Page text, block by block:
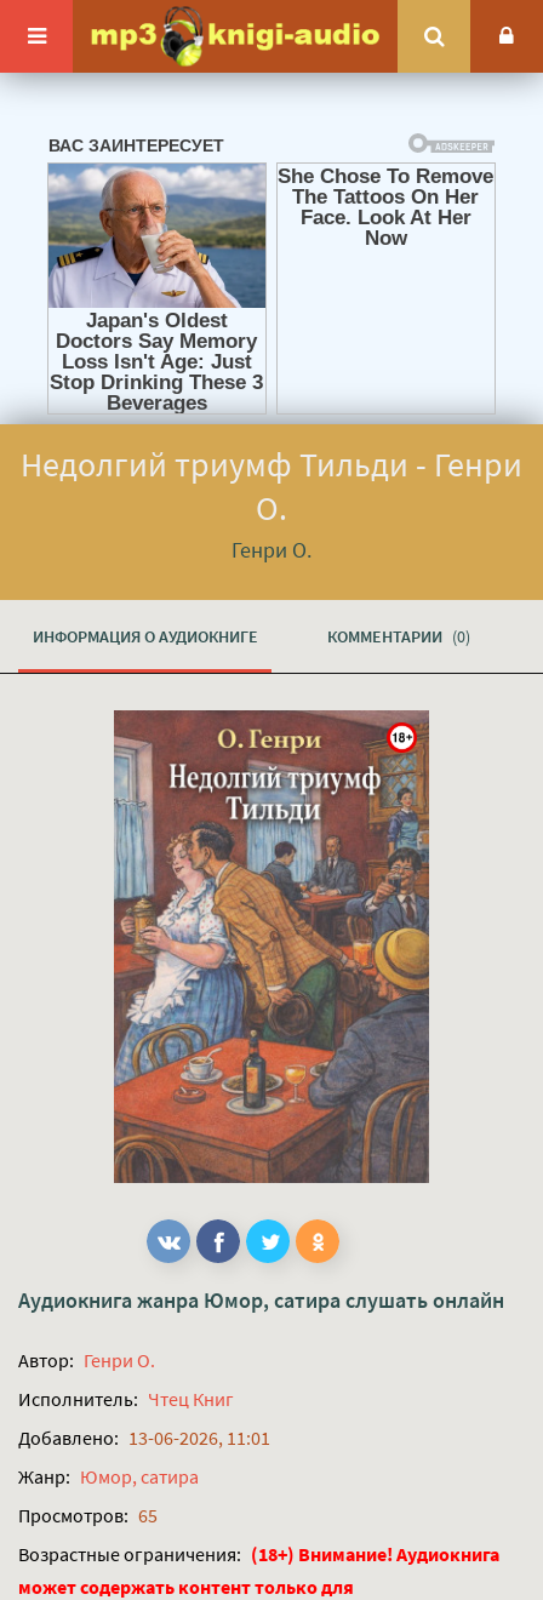
Недолгий триумф Тильди - Генри
О.
Генри О.
ИНФОРМАЦИЯ О АУДИОКНИГЕ КОММЕНТАРИИ (0)
Аудиокнига жанра Юмор, сатира слушать онлайн
Автор: Генри О.
Исполнитель: Чтец Книг
Добавлено: 13-06-2026, 11:01
Жанр: Юмор, сатира
Просмотров: 65
Возрастные ограничения: (18+) Внимание! Аудиокнига
может содержать контент только для